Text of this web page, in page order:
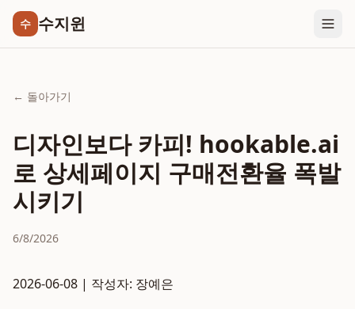
수 수지윈
← 돌아가기
디자인보다 카피! hookable.ai
로 상세페이지 구매전환율 폭발
시키기
6/8/2026
2026-06-08 | 작성자: 장예은